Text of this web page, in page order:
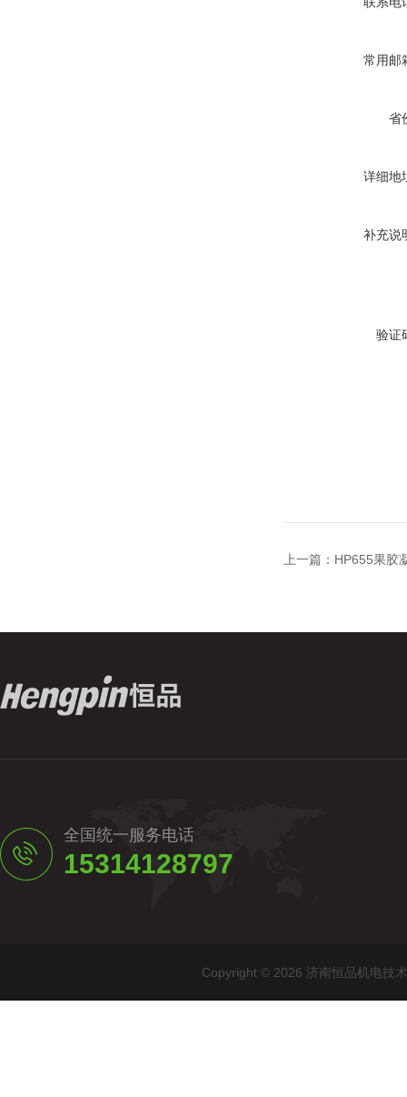
常用邮
省
详细地
补充说
验证
上一篇： HP655果胶
全国统一服务电话
15314128797
Copyright © 2026 济南恒品机电技